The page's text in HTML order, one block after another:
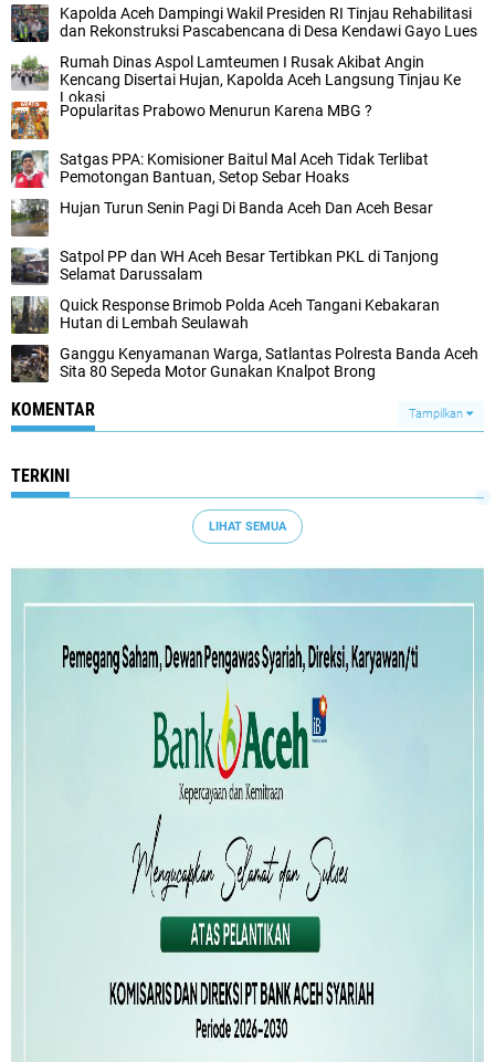
Kapolda Aceh Dampingi Wakil Presiden RI Tinjau Rehabilitasi
dan Rekonstruksi Pascabencana di Desa Kendawi Gayo Lues
Rumah Dinas Aspol Lamteumen I Rusak Akibat Angin
Kencang Disertai Hujan, Kapolda Aceh Langsung Tinjau Ke
Lokasi
Popularitas Prabowo Menurun Karena MBG ?
Satgas PPA: Komisioner Baitul Mal Aceh Tidak Terlibat
Pemotongan Bantuan, Setop Sebar Hoaks
Hujan Turun Senin Pagi Di Banda Aceh Dan Aceh Besar
Satpol PP dan WH Aceh Besar Tertibkan PKL di Tanjong
Selamat Darussalam
Quick Response Brimob Polda Aceh Tangani Kebakaran
Hutan di Lembah Seulawah
Ganggu Kenyamanan Warga, Satlantas Polresta Banda Aceh
Sita 80 Sepeda Motor Gunakan Knalpot Brong
KOMENTAR Tampilkan
TERKINI
LIHAT SEMUA